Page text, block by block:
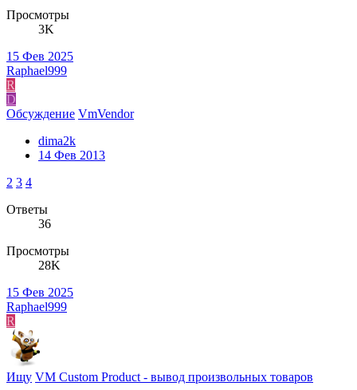
Просмотры
3K
15 Фев 2025
Raphael999
R
D
Обсуждение VmVendor
dima2k
14 Фев 2013
2 3 4
Ответы
36
Просмотры
28K
15 Фев 2025
Raphael999
R
Ищу VM Custom Product - вывод произвольных товаров